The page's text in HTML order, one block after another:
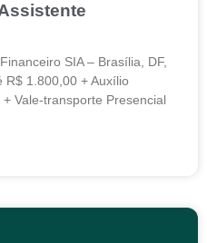
SIA – Brasília, DF,
R$ 1.800,00 + Auxílio
Vale-transporte Presencial